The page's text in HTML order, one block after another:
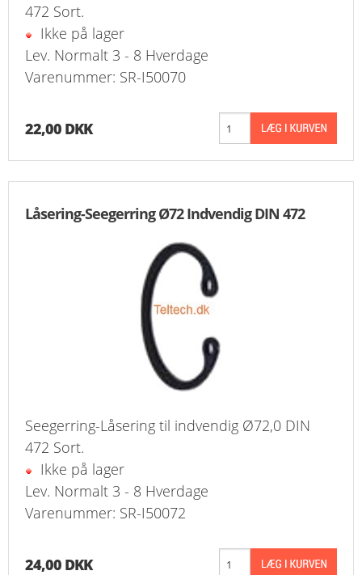
472 Sort.
Ikke på lager
Lev. Normalt 3 - 8 Hverdage
Varenummer: SR-I50070
22,00 DKK
Låsering-Seegerring Ø72 Indvendig DIN 472
Seegerring-Låsering til indvendig Ø72,0 DIN
472 Sort.
Ikke på lager
Lev. Normalt 3 - 8 Hverdage
Varenummer: SR-I50072
24,00 DKK